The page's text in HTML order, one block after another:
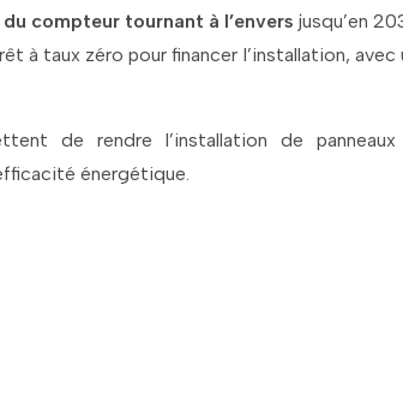
compteur tournant à l’envers jusqu’en
à taux zéro pour financer l’installation,
de rendre l’installation de
énergétique.